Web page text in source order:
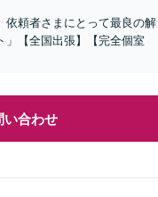
依頼者さまにとって最良の解
」【全国出張】【完全個室
い合わせ